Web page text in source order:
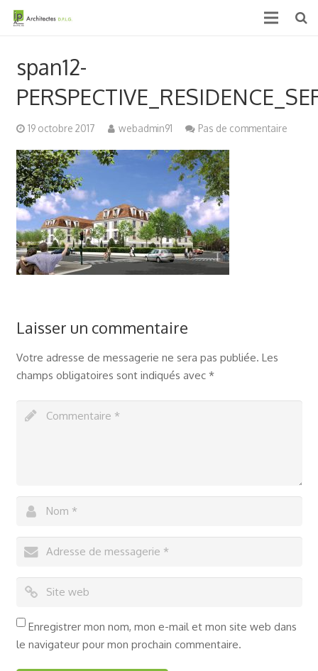
Qui sommes nous ?
Actualités & médias
Contact
span12-
19 octobre 2017 webadmin91 Pas de commentaire
Laisser un commentaire
Votre adresse de messagerie ne sera pas publiée. Les
champs obligatoires sont indiqués avec *
Enregistrer mon nom, mon e-mail et mon site web dans
le navigateur pour mon prochain commentaire.